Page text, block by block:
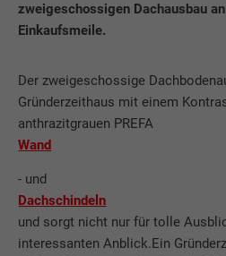
zweigeschossigen Dachausbau
Einkaufsmeile.
Der zweigeschossige
Gründerzeithaus mit einem
anthrazitgrauen PREFA
Wand
- und
Dachschindeln
und sorgt nicht nur für tolle
interessanten Anblick.Ein